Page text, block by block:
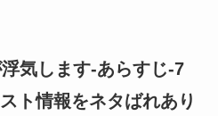
気します-あらすじ-7
ト情報をネタばれあり